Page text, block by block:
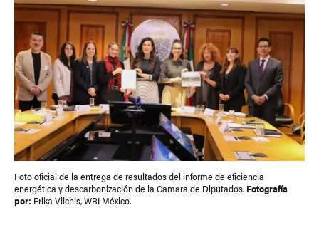
Foto oficial de la entrega de resultados del informe de eficiencia
energética y descarbonización de la Camara de Diputados. Fotografía
por: Erika Vilchis, WRI México.